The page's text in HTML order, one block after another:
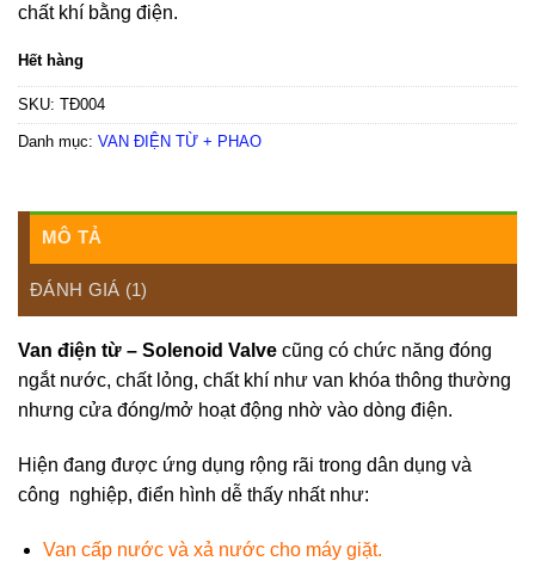
chất khí bằng điện.
Hết hàng
SKU: TĐ004
Danh mục: VAN ĐIỆN TỪ + PHAO
MÔ TẢ
ĐÁNH GIÁ (1)
Van điện từ – Solenoid Valve cũng có chức năng đóng
ngắt nước, chất lỏng, chất khí như van khóa thông thường
nhưng cửa đóng/mở hoạt động nhờ vào dòng điện.
Hiện đang được ứng dụng rộng rãi trong dân dụng và
công nghiệp, điển hình dễ thấy nhất như:
Van cấp nước và xả nước cho máy giặt.